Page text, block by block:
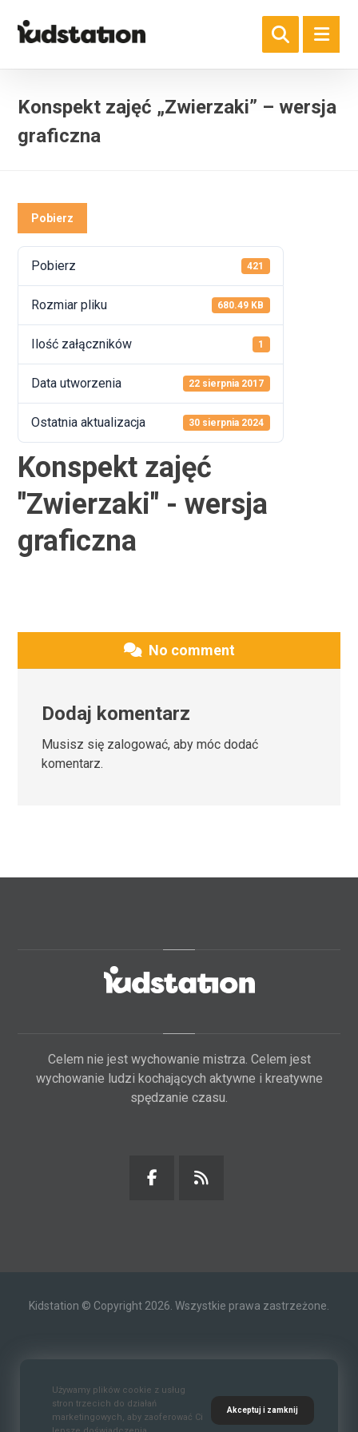
Konspekt zajęć „Zwierzaki” – wersja
graficzna
Pobierz
Pobierz 421
Rozmiar pliku 680.49 KB
Ilość załączników 1
Data utworzenia 22 sierpnia 2017
Ostatnia aktualizacja 30 sierpnia 2024
Konspekt zajęć
"Zwierzaki" - wersja
graficzna
No comment
Dodaj komentarz
Musisz się zalogować, aby móc dodać
komentarz.
Celem nie jest wychowanie mistrza. Celem jest
wychowanie ludzi kochających aktywne i kreatywne
spędzanie czasu.
Kidstation © Copyright 2026. Wszystkie prawa zastrzeżone.
Używamy plików cookie z usług
stron trzecich do działań
marketingowych, aby zaoferować Ci
Akceptuj i zamknij